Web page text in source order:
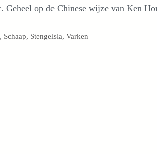
Geheel op de Chinese wijze van Ken
, Schaap, Stengelsla,Varken